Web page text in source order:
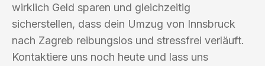
wirklich Geld sparen und gleichzeitig
sicherstellen, dass dein Umzug von Innsbruck
nach Zagreb reibungslos und stressfrei verläuft.
Kontaktiere uns noch heute und lass uns